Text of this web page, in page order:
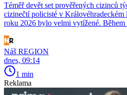
Téměř devět set prověřených cizinců
cizinečtí policisté v
roku 2026 bylo velmi vytížené.
Náš REGION
dnes, 09:14
1 min
Reklama